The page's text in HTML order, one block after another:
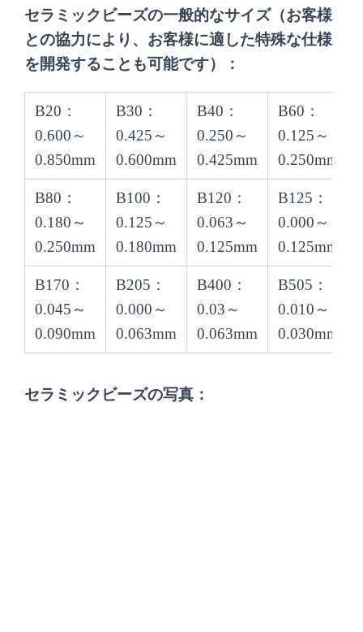
セラミックビーズの一般的なサイズ（お客様
との協力により、お客様に適した特殊な仕様
を開発することも可能です）：
B20：
0.600～
0.850mm
B30：
0.425～
0.600mm
B40：
0.250～
0.425mm
B60：
0.125～
0.250mm
B80：
0.180～
0.250mm
B100：
0.125～
0.180mm
B120：
0.063～
0.125mm
B125：
0.000～
0.125mm
B170：
0.045～
0.090mm
B205：
0.000～
0.063mm
B400：
0.03～
0.063mm
B505：
0.010～
0.030mm
セラミックビーズの写真：